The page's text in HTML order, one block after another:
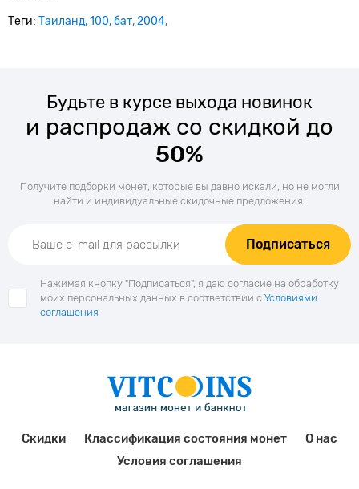
Теги: Таиланд 100 бат 2004
Будьте в курсе выхода новинок
и распродаж со скидкой до
50%
Получите подборки монет, которые вы давно искали, но не могли
найти и индивидуальные скидочные предложения.
Подписаться
Нажимая кнопку "Подписаться", я даю согласие на обработку
моих персональных данных в соответствии с Условиями
соглашения
Скидки Классификация состояния монет
О нас
Условия соглашения